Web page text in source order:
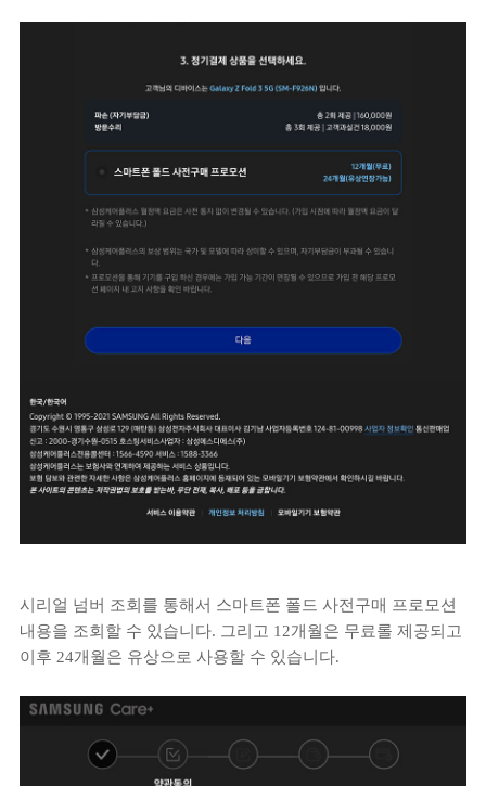
시리얼 넘버 조회를 통해서 스마트폰 폴드 사전구매 프로모션
내용을 조회할 수 있습니다. 그리고 12개월은 무료롤 제공되고
이후 24개월은 유상으로 사용할 수 있습니다.